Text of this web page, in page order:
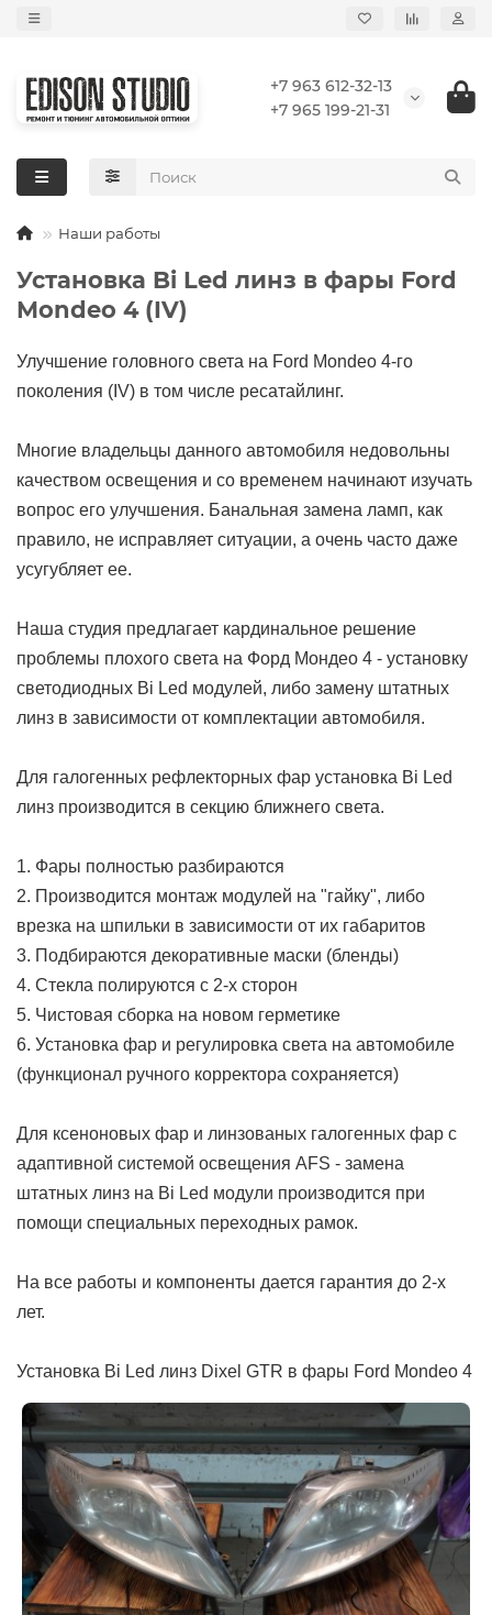
+7 963 612-32-13
+7 965 199-21-31
Наши работы
Установка Bi Led линз в фары Ford
Mondeo 4 (IV)
Улучшение головного света на Ford Mondeo 4-го
поколения (IV) в том числе ресатайлинг.
Многие владельцы данного автомобиля недовольны
качеством освещения и со временем начинают изучать
вопрос его улучшения. Банальная замена ламп, как
правило, не исправляет ситуации, а очень часто даже
усугубляет ее.
Наша студия предлагает кардинальное решение
проблемы плохого света на Форд Мондео 4 - установку
светодиодных Bi Led модулей, либо замену штатных
линз в зависимости от комплектации автомобиля.
Для галогенных рефлекторных фар установка Bi Led
линз производится в секцию ближнего света.
1. Фары полностью разбираются
2. Производится монтаж модулей на "гайку", либо
врезка на шпильки в зависимости от их габаритов
3. Подбираются декоративные маски (бленды)
4. Стекла полируются с 2-х сторон
5. Чистовая сборка на новом герметике
6. Установка фар и регулировка света на автомобиле
(функционал ручного корректора сохраняется)
Для ксеноновых фар и линзованых галогенных фар с
адаптивной системой освещения AFS - замена
штатных линз на Bi Led модули производится при
помощи специальных переходных рамок.
На все работы и компоненты дается гарантия до 2-х
лет.
Установка Bi Led линз Dixel GTR в фары Ford Mondeo 4